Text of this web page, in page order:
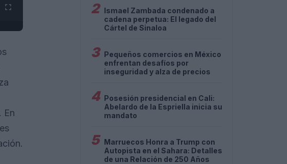
En
2 Ismael Zambada condenado a
cadena perpetua: El legado del
Cártel de Sinaloa
3 Pequeños comercios en México
enfrentan desafíos por
inseguridad y alza de precios
4 Posesión presidencial en Cali:
Abelardo de la Espriella inicia su
mandato
5 Marruecos Honra a Trump con
Autopista en el Sahara: Detalles
de una Relación de 250 Años